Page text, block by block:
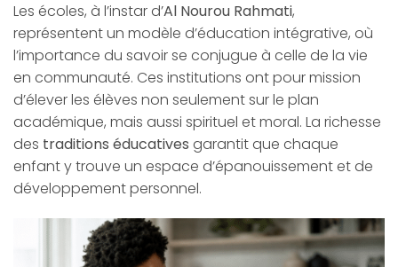
Les écoles, à l’instar d’Al Nourou Rahmati,
représentent un modèle d’éducation intégrative, où
l’importance du savoir se conjugue à celle de la vie
en communauté. Ces institutions ont pour mission
d’élever les élèves non seulement sur le plan
académique, mais aussi spirituel et moral. La richesse
des traditions éducatives garantit que chaque
enfant y trouve un espace d’épanouissement et de
développement personnel.